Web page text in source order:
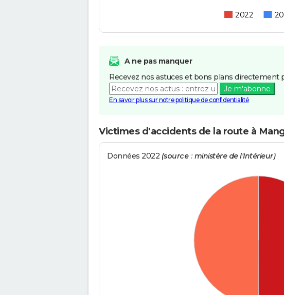
2022
A ne pas manquer
Recevez nos astuces et bons plans directement
Je m'abonne
En savoir plus sur notre politique de confidentialité
Victimes d'accidents de la route à
Données 2022 (source : ministère de l'Intérieur)